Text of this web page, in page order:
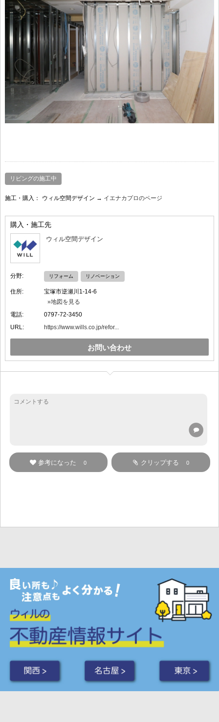
リビングの施工中
施工・購入： ウィル空間デザイン → イエナカプロのページ
購入・施工先
ウィル空間デザイン
分野: リフォーム リノベーション
住所:
宝塚市逆瀬川1-14-6
»地図を見る
電話:
0797-72-3450
URL:
https://www.wills.co.jp/refor...
お問い合わせ
クリップする 0
参考になった 0
関西 > 名古屋 > 東京 >